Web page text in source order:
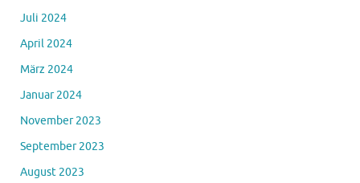
Juli 2024
April 2024
März 2024
Januar 2024
November 2023
September 2023
August 2023